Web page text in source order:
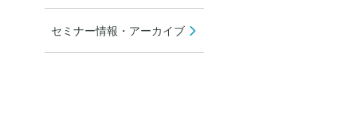
セミナー情報・アーカイブ